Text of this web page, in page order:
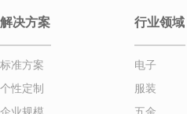
解决方案
标准方案
个性定制
行业领域
电子
服装